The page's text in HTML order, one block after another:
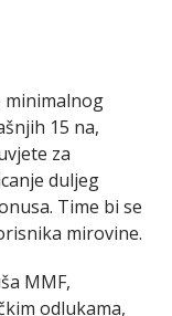
minimalnog
15 na,
za
duljeg
Time bi se
mirovine.
MMF,
odlukama,